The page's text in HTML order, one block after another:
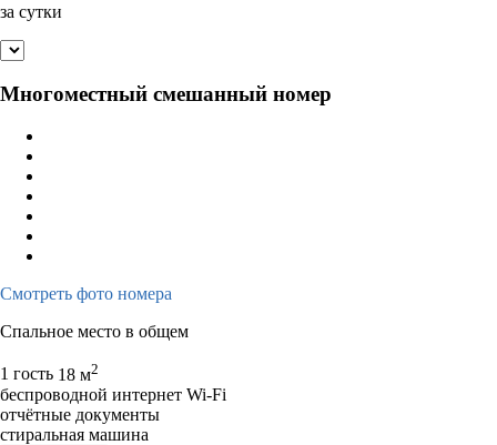
за сутки
Многоместный смешанный номер
Смотреть фото номера
Спальное место в общем
1 гость 18 м2
беспроводной интернет Wi-Fi
отчётные документы
стиральная машина